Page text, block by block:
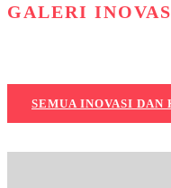
GALERI
SEMUA INOVASI DAN